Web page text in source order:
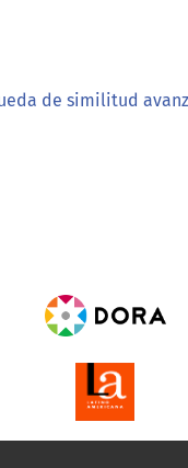
de similitud